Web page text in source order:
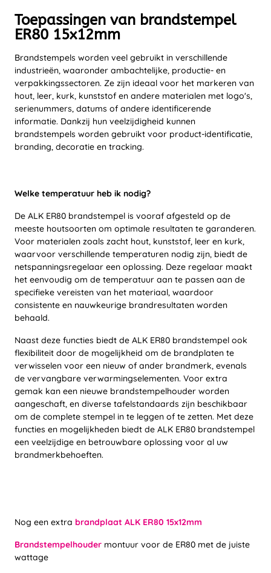
Toepassingen van brandstempel
ER80 15x12mm
Brandstempels worden veel gebruikt in verschillende
industrieën, waaronder ambachtelijke, productie- en
verpakkingssectoren. Ze zijn ideaal voor het markeren van
hout, leer, kurk, kunststof en andere materialen met logo's,
serienummers, datums of andere identificerende
informatie. Dankzij hun veelzijdigheid kunnen
brandstempels worden gebruikt voor product-identificatie,
branding, decoratie en tracking.
Welke temperatuur heb ik nodig?
De ALK ER80 brandstempel is vooraf afgesteld op de
meeste houtsoorten om optimale resultaten te garanderen.
Voor materialen zoals zacht hout, kunststof, leer en kurk,
waarvoor verschillende temperaturen nodig zijn, biedt de
netspanningsregelaar een oplossing. Deze regelaar maakt
het eenvoudig om de temperatuur aan te passen aan de
specifieke vereisten van het materiaal, waardoor
consistente en nauwkeurige brandresultaten worden
behaald.
Naast deze functies biedt de ALK ER80 brandstempel ook
flexibiliteit door de mogelijkheid om de brandplaten te
verwisselen voor een nieuw of ander brandmerk, evenals
de vervangbare verwarmingselementen. Voor extra
gemak kan een nieuwe brandstempelhouder worden
aangeschaft, en diverse tafelstandaards zijn beschikbaar
om de complete stempel in te leggen of te zetten. Met deze
functies en mogelijkheden biedt de ALK ER80 brandstempel
een veelzijdige en betrouwbare oplossing voor al uw
brandmerkbehoeften.
Nog een extra brandplaat ALK ER80 15x12mm
Brandstempelhouder montuur voor de ER80 met de juiste
wattage